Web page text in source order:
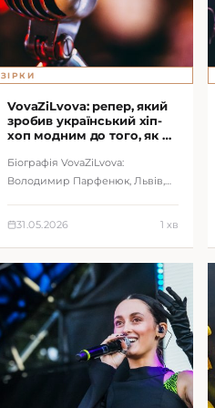
ЗІРКИ
VovaZiLvova: репер, який
зробив український хіп-
хоп модним до того, як це
Біографія VovaZiLvova:
Володимир Парфенюк, Львів,
31.05.2026 1 хв